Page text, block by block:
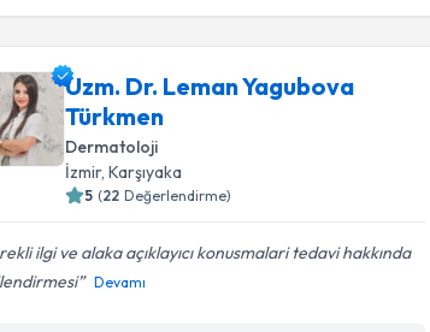
Uzm. Dr. Leman Yagubova
Türkmen
Dermatoloji
İzmir, Karşıyaka
5 (22 Değerlendirme)
ilgi ve alaka açıklayıcı konusmalari tedavi hakkında
Devamı